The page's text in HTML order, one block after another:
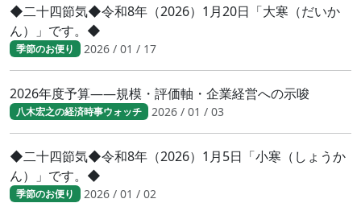
◆二十四節気◆令和8年（2026）1月20日「大寒（だいか
ん）」です。◆
季節のお便り 2026 / 01 / 17
2026年度予算――規模・評価軸・企業経営への示唆
八木宏之の経済時事ウォッチ 2026 / 01 / 03
◆二十四節気◆令和8年（2026）1月5日「小寒（しょうか
ん）」です。◆
季節のお便り 2026 / 01 / 02